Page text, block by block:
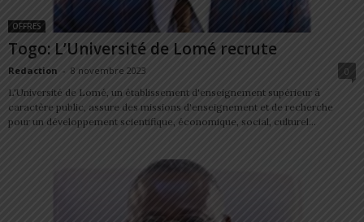
OFFRES
Togo: L’Université de Lomé recrute
Redaction - 8 novembre 2023
0
L'Université de Lomé, un établissement d'enseignement supérieur à
caractère public, assure des missions d'enseignement et de recherche
pour un développement scientifique, économique, social, culturel...